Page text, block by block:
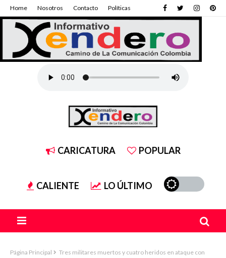
Home Nosotros Contacto Políticas
CARICATURA POPULAR
CALIENTE LO ÚLTIMO
Página Principal
Tres militares muertos y cuatro heridos en ataque con